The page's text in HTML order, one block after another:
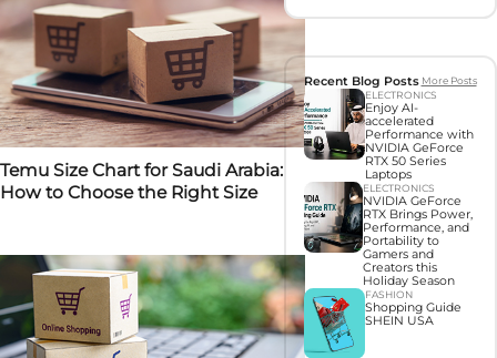
Temu Size Chart for Saudi Arabia:
How to Choose the Right Size
Recent Blog Posts More Posts
ELECTRONICS
Enjoy AI-
accelerated
Performance with
NVIDIA GeForce
RTX 50 Series
Laptops
ELECTRONICS
NVIDIA GeForce
RTX Brings Power,
Performance, and
Portability to
Gamers and
Creators this
Holiday Season
FASHION
Shopping Guide
SHEIN USA